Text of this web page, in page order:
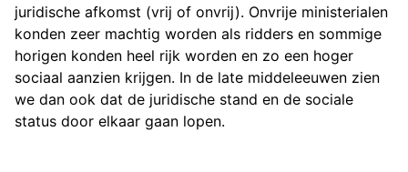
juridische afkomst (vrij of onvrij). Onvrije ministerialen
konden zeer machtig worden als ridders en sommige
horigen konden heel rijk worden en zo een hoger
sociaal aanzien krijgen. In de late middeleeuwen zien
we dan ook dat de juridische stand en de sociale
status door elkaar gaan lopen.